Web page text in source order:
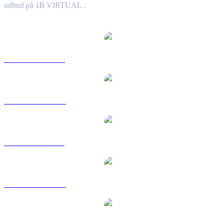
udbud på 1B VIRTUAL .